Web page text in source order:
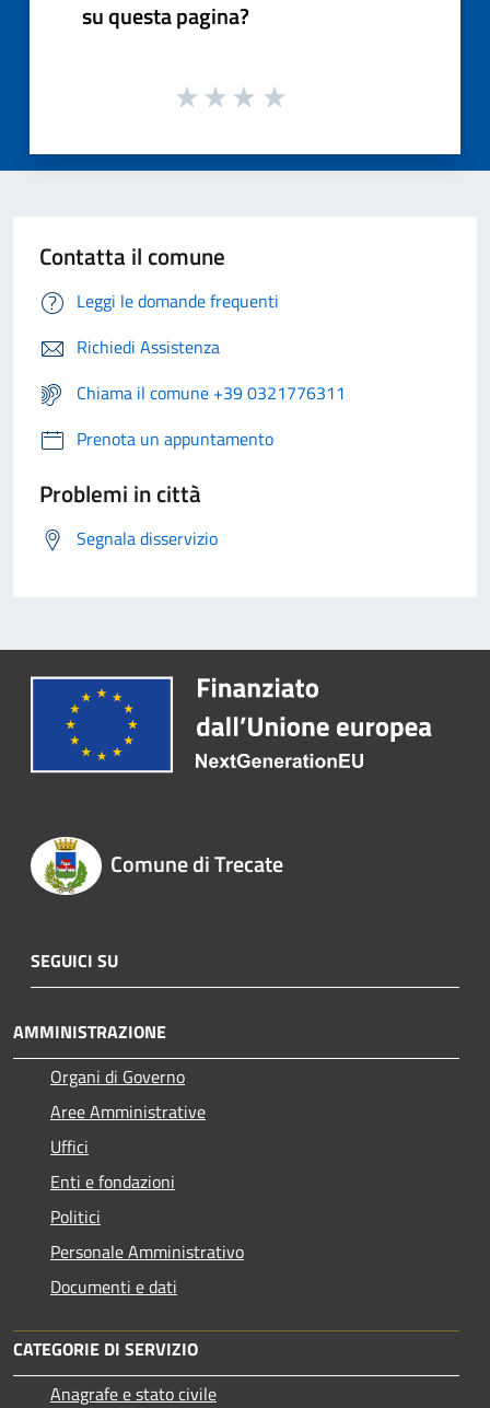
su questa pagina?
Contatta il comune
Leggi le domande frequenti
Richiedi Assistenza
Chiama il comune +39 0321776311
Prenota un appuntamento
Problemi in città
Segnala disservizio
Comune di Trecate
SEGUICI SU
AMMINISTRAZIONE
Organi di Governo
Aree Amministrative
Uffici
Enti e fondazioni
Politici
Personale Amministrativo
Documenti e dati
CATEGORIE DI SERVIZIO
Anagrafe e stato civile